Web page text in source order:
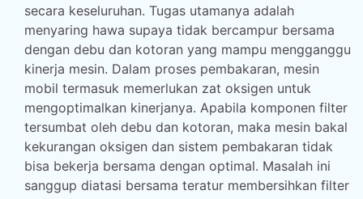
secara keseluruhan. Tugas utamanya adalah
menyaring hawa supaya tidak bercampur bersama
dengan debu dan kotoran yang mampu mengganggu
kinerja mesin. Dalam proses pembakaran, mesin
mobil termasuk memerlukan zat oksigen untuk
mengoptimalkan kinerjanya. Apabila komponen filter
tersumbat oleh debu dan kotoran, maka mesin bakal
kekurangan oksigen dan sistem pembakaran tidak
bisa bekerja bersama dengan optimal. Masalah ini
sanggup diatasi bersama teratur membersihkan filter